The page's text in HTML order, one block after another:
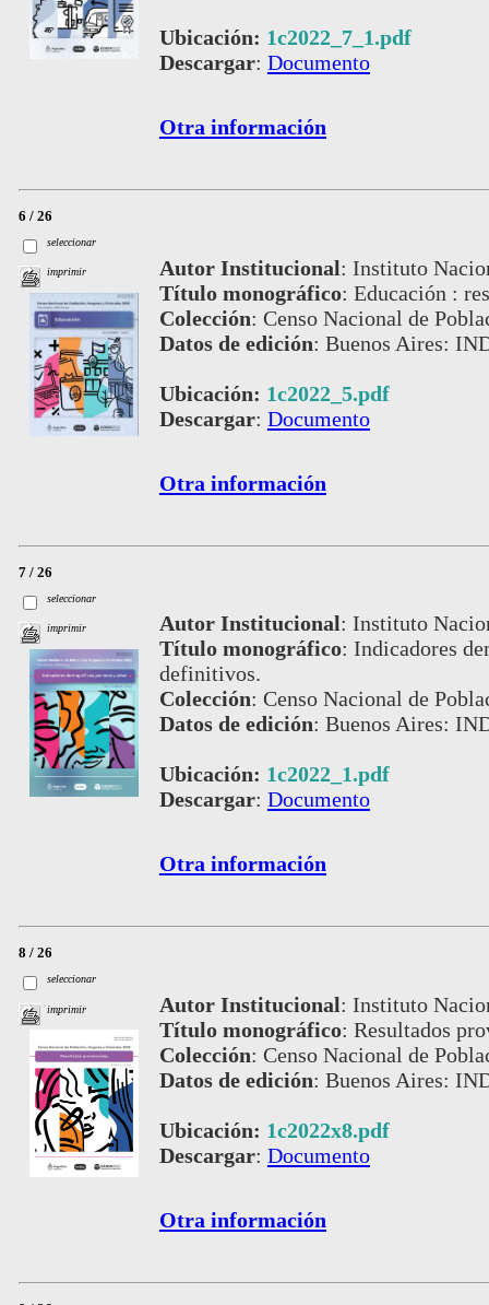
Ubicación: 1c2022_7_1.pdf
Descargar: Documento
Otra información
6 / 26
seleccionar
imprimir Autor Institucional: Instituto
Título monográfico: Educación :
Colección: Censo Nacional de
Datos de edición: Buenos Aires:
Ubicación: 1c2022_5.pdf
Descargar: Documento
Otra información
7 / 26
seleccionar
imprimir Autor Institucional: Instituto
Título monográfico: Indicadores
definitivos.
Colección: Censo Nacional de
Datos de edición: Buenos Aires:
Ubicación: 1c2022_1.pdf
Descargar: Documento
Otra información
8 / 26
seleccionar
imprimir Autor Institucional: Instituto
Título monográfico: Resultados
Colección: Censo Nacional de
Datos de edición: Buenos Aires:
Ubicación: 1c2022x8.pdf
Descargar: Documento
Otra información